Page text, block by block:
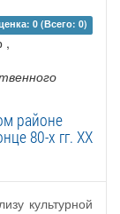
0 (Всего: 0)
,
районе
80-x гг. XX
культурной